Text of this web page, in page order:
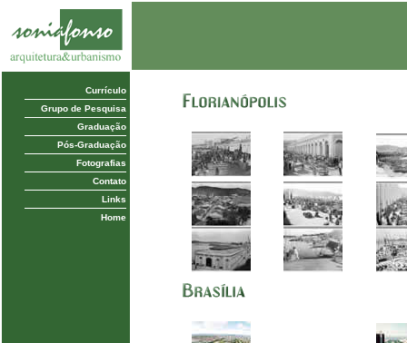
Currículo
Grupo de Pesquisa
Graduação
Pós-Graduação
Fotografias
Contato
Links
Home